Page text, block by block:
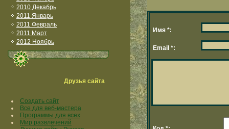
2010 Декабрь
2011 Январь
2011 Февраль
2011 Март
2012 Ноябрь
Друзья сайта
Создать сайт
Все для веб-мастера
Программы для всех
Мир развлечений
Имя *:
Email *: